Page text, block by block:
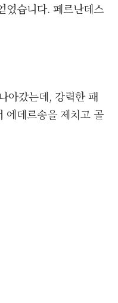
었습니다. 페르난데스
아갔는데, 강력한 패
에데르송을 제치고 골